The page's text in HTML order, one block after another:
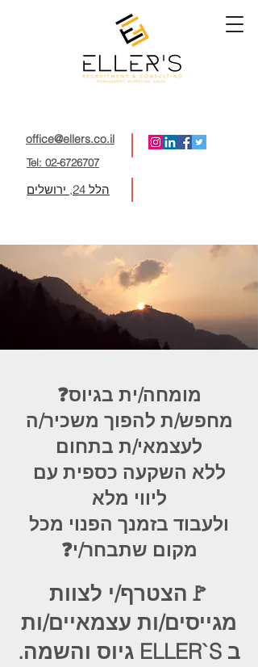
Tel: 02-6726707
office@ellers.co.il
הלל 24, ירושלים
מומחה/ית בגיוס❓
מחפש/ת להפוך משכיר/ה
לעצמאי/ת בתחום
ללא השקעה כספית עם
ליווי מלא
ולעבוד בזמנך הפנוי מכל
מקום שתבחר/י❓
🚩הצטרף/י לצוות
מגייסים/ות עצמאיים/ות
ב ELLER`S גיוס והשמה.